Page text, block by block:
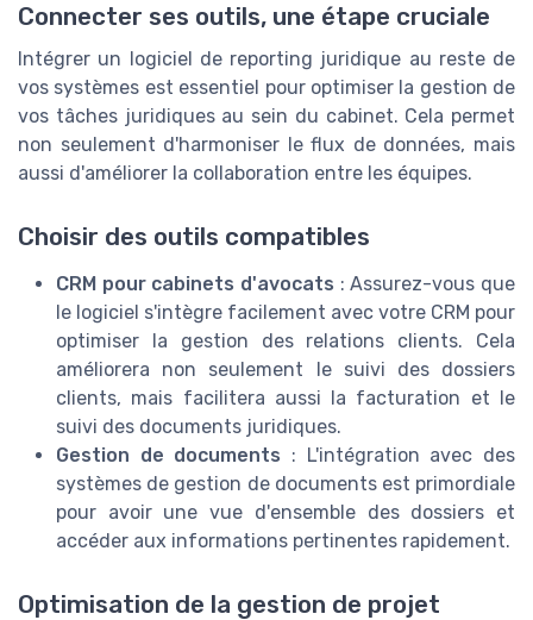
Connecter ses outils, une étape cruciale
Intégrer un logiciel de reporting juridique au reste de
vos systèmes est essentiel pour optimiser la gestion de
vos tâches juridiques au sein du cabinet. Cela permet
non seulement d'harmoniser le flux de données, mais
aussi d'améliorer la collaboration entre les équipes.
Choisir des outils compatibles
CRM pour cabinets d'avocats : Assurez-vous que
le logiciel s'intègre facilement avec votre CRM pour
optimiser la gestion des relations clients. Cela
améliorera non seulement le suivi des dossiers
clients, mais facilitera aussi la facturation et le
suivi des documents juridiques.
Gestion de documents : L'intégration avec des
systèmes de gestion de documents est primordiale
pour avoir une vue d'ensemble des dossiers et
accéder aux informations pertinentes rapidement.
Optimisation de la gestion de projet